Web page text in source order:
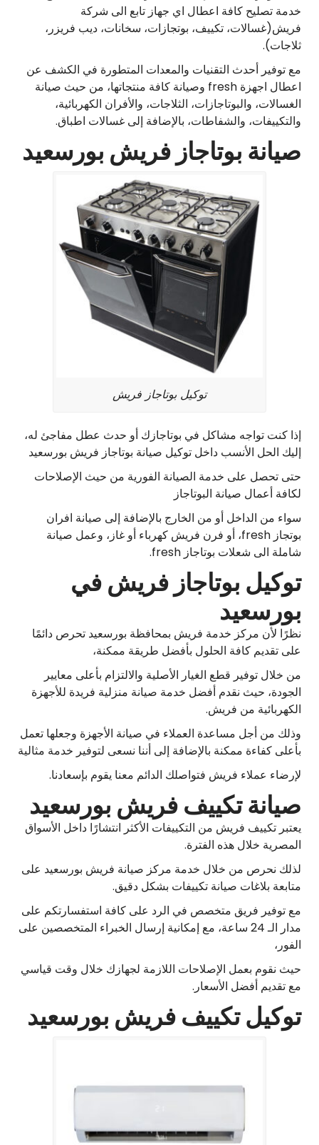
خدمة تصليح كافة اعطال اي جهاز تابع الى شركة
فريش(غسالات، تكييف، بوتجازات، سخانات، ديب فريزر،
ثلاجات).
مع توفير أحدث التقنيات والمعدات المتطورة في الكشف عن
اعطال اجهزة fresh وصيانة كافة منتجاتها، من حيث صيانة
الغسالات، والبوتاجازات، الثلاجات، والأفران الكهربائية،
والتكييفات، والشفاطات، بالإضافة إلى غسالات اطباق.
صيانة بوتاجاز فريش بورسعيد
توكيل بوتاجاز فريش
إذا كنت تواجه مشاكل في بوتاجازك أو حدث عطل مفاجئ له،
إليك الحل الأنسب داخل توكيل صيانة بوتاجاز فريش بورسعيد
حتى تحصل على خدمة الصيانة الفورية من حيث الإصلاحات
لكافة أعمال صيانة البوتاجاز
سواء من الداخل أو من الخارج بالإضافة إلى صيانة افران
بوتجاز fresh، أو فرن فريش كهرباء أو غاز، وعمل صيانة
شاملة الى شعلات بوتاجاز fresh.
توكيل بوتاجاز فريش في
بورسعيد
نظرًا لأن مركز خدمة فريش بمحافظة بورسعيد تحرص دائمًا
على تقديم كافة الحلول بأفضل طريقة ممكنة،
من خلال توفير قطع الغيار الأصلية والالتزام بأعلى معايير
الجودة، حيث نقدم أفضل خدمة صيانة منزلية فريدة للأجهزة
الكهربائية من فريش.
وذلك من أجل مساعدة العملاء في صيانة الأجهزة وجعلها تعمل
بأعلى كفاءة ممكنة بالإضافة إلى أننا نسعى لتوفير خدمة مثالية
لإرضاء عملاء فريش فتواصلك الدائم معنا يقوم بإسعادنا.
صيانة تكييف فريش بورسعيد
يعتبر تكييف فريش من التكييفات الأكثر انتشارًا داخل الأسواق
المصرية خلال هذه الفترة.
لذلك نحرص من خلال خدمة مركز صيانة فريش بورسعيد على
متابعة بلاغات صيانة تكييفات بشكل دقيق.
مع توفير فريق متخصص في الرد على كافة استفسارتكم على
مدار الـ 24 ساعة، مع إمكانية إرسال الخبراء المتخصصين على
الفور،
حيث نقوم بعمل الإصلاحات اللازمة لجهازك خلال وقت قياسي
مع تقديم أفضل الأسعار.
توكيل تكييف فريش بورسعيد